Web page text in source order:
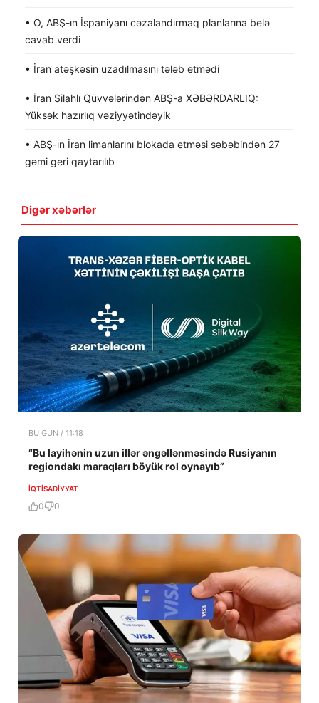
• O, ABŞ-ın İspaniyanı cəzalandırmaq planlarına belə
cavab verdi
• İran atəşkəsin uzadılmasını tələb etmədi
• İran Silahlı Qüvvələrindən ABŞ-a XƏBƏRDARLIQ:
Yüksək hazırlıq vəziyyətindəyik
• ABŞ-ın İran limanlarını blokada etməsi səbəbindən 27
gəmi geri qaytarılıb
Digər xəbərlər
BU GÜN / 11:18
“Bu layihənin uzun illər əngəllənməsində Rusiyanın
regiondakı maraqları böyük rol oynayıb”
İQTISADIYYAT
0 0